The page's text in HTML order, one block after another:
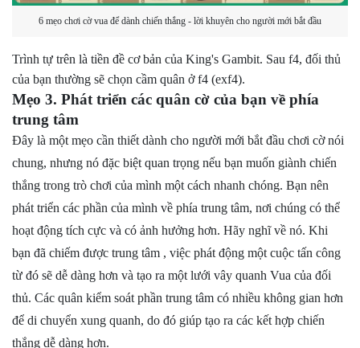
6 mẹo chơi cờ vua để dành chiến thắng - lời khuyên cho người mới bắt đầu
Trình tự trên là tiền đề cơ bản của King's Gambit. Sau f4, đối thủ
của bạn thường sẽ chọn cầm quân ở f4 (exf4).
Mẹo 3. Phát triển các quân cờ của bạn về phía
trung tâm
Đây là một mẹo cần thiết dành cho người mới bắt đầu chơi cờ nói
chung, nhưng nó đặc biệt quan trọng nếu bạn muốn giành chiến
thắng trong trò chơi của mình một cách nhanh chóng. Bạn nên
phát triển các phần của mình về phía trung tâm, nơi chúng có thể
hoạt động tích cực và có ảnh hưởng hơn. Hãy nghĩ về nó. Khi
bạn đã chiếm được trung tâm , việc phát động một cuộc tấn công
từ đó sẽ dễ dàng hơn và tạo ra một lưới vây quanh Vua của đối
thủ. Các quân kiểm soát phần trung tâm có nhiều không gian hơn
để di chuyển xung quanh, do đó giúp tạo ra các kết hợp chiến
thắng dễ dàng hơn.